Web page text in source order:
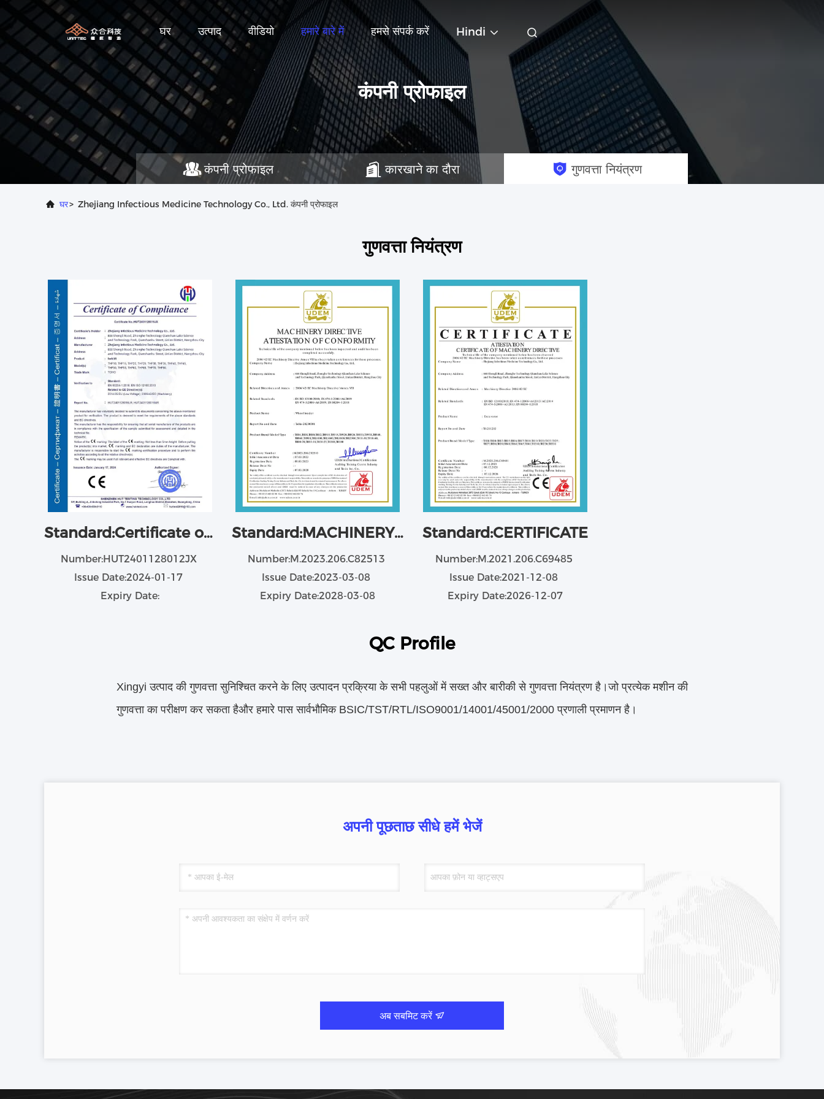
घर उत्पाद वीडियो हमारे बारे में हमसे संपर्क करें Hindi
कंपनी प्रोफाइल
कंपनी प्रोफाइल कारखाने का दौरा गुणवत्ता नियंत्रण
घर> Zhejiang Infectious Medicine Technology Co., Ltd. कंपनी प्रोफाइल
गुणवत्ता नियंत्रण
Standard:Certificate of Compliance
Number:HUT2401128012JX
Issue Date:2024-01-17
Expiry Date:
Standard:MACHINERY DIREC TVEATIESTATON OF CONFO RMITY
Number:M.2023.206.C82513
Issue Date:2023-03-08
Expiry Date:2028-03-08
Standard:CERTIFICATE
Number:M.2021.206.C69485
Issue Date:2021-12-08
Expiry Date:2026-12-07
QC Profile
Xingyi उत्पाद की गुणवत्ता सुनिश्चित करने के लिए उत्पादन प्रक्रिया के सभी पहलुओं में सख्त और बारीकी से गुणवत्ता नियंत्रण है।जो प्रत्येक मशीन की
गुणवत्ता का परीक्षण कर सकता हैऔर हमारे पास सार्वभौमिक BSIC/TST/RTL/ISO9001/14001/45001/2000 प्रणाली प्रमाणन है।
अपनी पूछताछ सीधे हमें भेजें
अब सबमिट करें